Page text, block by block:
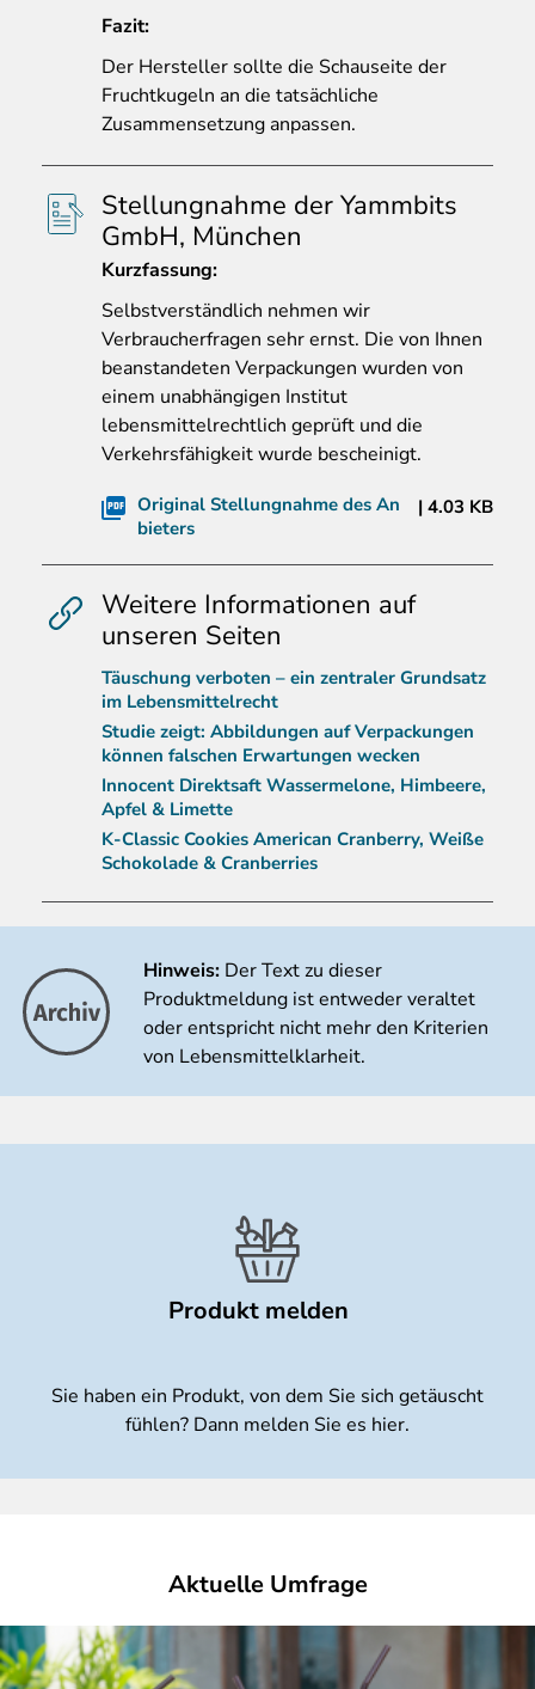
Fazit:
Der Hersteller sollte die Schauseite der
Fruchtkugeln an die tatsächliche
Zusammensetzung anpassen.
Stellungnahme der Yammbits
GmbH, München
Kurzfassung:
Selbstverständlich nehmen wir
Verbraucherfragen sehr ernst. Die von Ihnen
beanstandeten Verpackungen wurden von
einem unabhängigen Institut
lebensmittelrechtlich geprüft und die
Verkehrsfähigkeit wurde bescheinigt.
Original Stellungnahme des An
bieters
4.03 KB
Weitere Informationen auf
unseren Seiten
Täuschung verboten – ein zentraler Grundsatz
im Lebensmittelrecht
Studie zeigt: Abbildungen auf Verpackungen
können falschen Erwartungen wecken
Innocent Direktsaft Wassermelone, Himbeere,
Apfel & Limette
K-Classic Cookies American Cranberry, Weiße
Schokolade & Cranberries
Hinweis: Der Text zu dieser
Produktmeldung ist entweder veraltet
oder entspricht nicht mehr den Kriterien
von Lebensmittelklarheit.
Produkt melden
Sie haben ein Produkt, von dem Sie sich getäuscht
fühlen? Dann melden Sie es hier.
Aktuelle Umfrage